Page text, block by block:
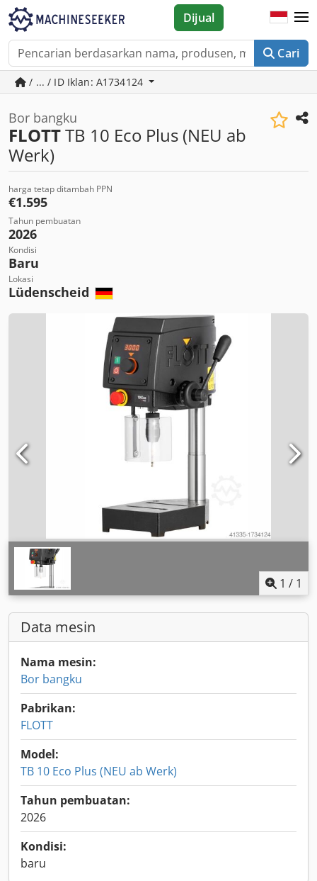
Cari
Dijual
/ ... / ID Iklan: A1734124
Bor bangku
FLOTTTB 10 Eco Plus (NEU ab
Werk)
harga tetap ditambah PPN
€1.595
Tahun pembuatan
2026
Kondisi
Baru
Lokasi
Lüdenscheid
1 / 1
Data mesin
Nama mesin:
Bor bangku
Pabrikan:
FLOTT
Model:
TB 10 Eco Plus (NEU ab Werk)
Tahun pembuatan:
2026
Kondisi:
baru